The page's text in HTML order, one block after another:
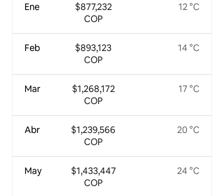
Ene
Feb
Mar
Abr
May
$877,232
COP
$893,123
COP
$1,268,172
COP
$1,239,566
COP
$1,433,447
COP
12 °C
14 °C
17 °C
20 °C
24 °C